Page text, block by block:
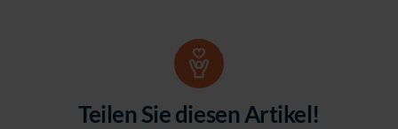
Teilen Sie diesen Artikel!